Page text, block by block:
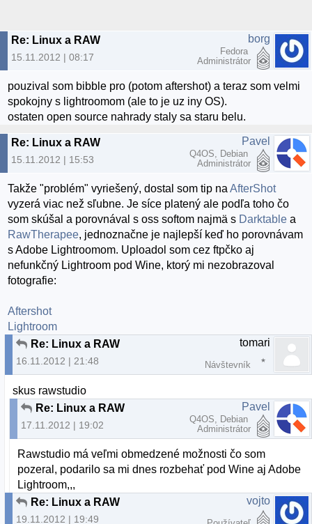
Re: Linux a RAW
15.11.2012 | 08:17
borg
Fedora
Administrátor
pouzival som bibble pro (potom aftershot) a teraz som velmi
spokojny s lightroomom (ale to je uz iny OS).
ostaten open source nahrady staly sa staru belu.
Re: Linux a RAW
15.11.2012 | 15:53
Pavel
Q4OS, Debian
Administrátor
Takže "problém" vyriešený, dostal som tip naAfterShot
vyzerá viac než sľubne. Je síce platený ale podľa toho čo
som skúšal a porovnával s oss softom najmä s Darktable a
RawTherapee, jednoznačne je najlepší keď ho porovnávam
s Adobe Lightroomom. Uploadol som cez ftpčko aj
nefunkčný Lightroom pod Wine, ktorý mi nezobrazoval
fotografie:
Aftershot
Lightroom
Re: Linux a RAW
16.11.2012 | 21:48
tomari
Návštevník
skus rawstudio
Re: Linux a RAW
17.11.2012 | 19:02
Pavel
Q4OS, Debian
Administrátor
Rawstudio má veľmi obmedzené možnosti čo som
pozeral, podarilo sa mi dnes rozbehať pod Wine aj Adobe
Lightroom,,,
Re: Linux a RAW
19.11.2012 | 19:49
vojto